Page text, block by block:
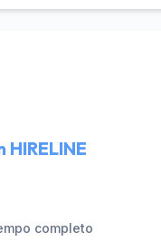
completo